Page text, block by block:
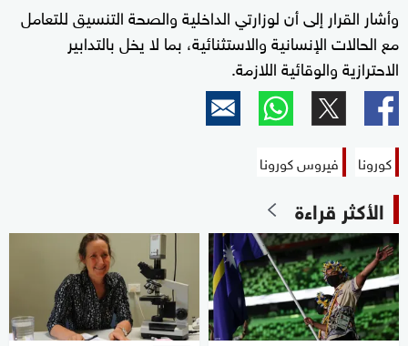
وأشار القرار إلى أن لوزارتي الداخلية والصحة التنسيق للتعامل
مع الحالات الإنسانية والاستثنائية، بما لا يخل بالتدابير
الاحترازية والوقائية اللازمة.
كورونا فيروس كورونا
الأكثر قراءة